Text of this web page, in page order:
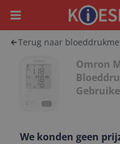
Menu
Terug naar
Omron
We konden geen